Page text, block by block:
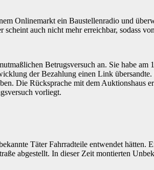
Onlinemarkt ein Baustellenradio und
auch nicht mehr erreichbar, sodass
Betrugsversuch an. Sie habe
der Bezahlung einen Link
Die Rücksprache mit dem Auktionshaus
vorliegt.
Täter Fahrradteile entwendet
abgestellt. In dieser Zeit montierten